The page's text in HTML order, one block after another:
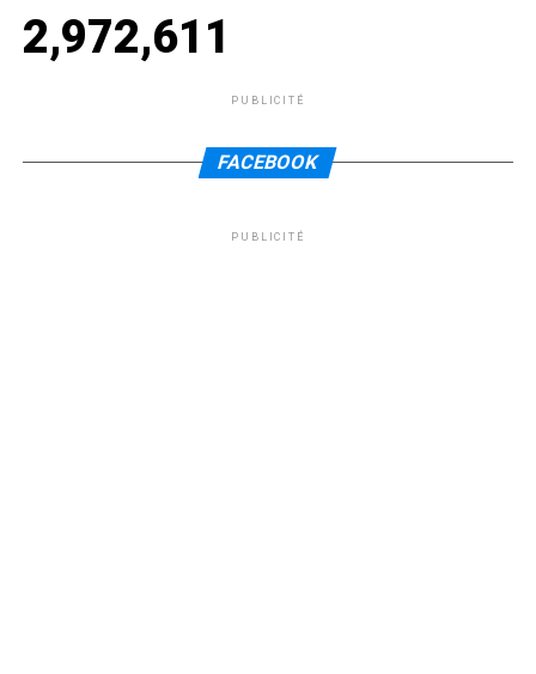
2,972,611
PUBLICITÉ
FACEBOOK
PUBLICITÉ